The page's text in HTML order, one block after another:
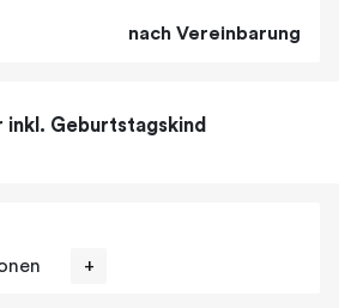
nach Vereinbarung
inkl. Geburtstagskind
+